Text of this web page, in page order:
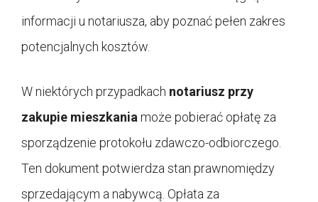
informacji u notariusza, aby poznać pełen zakres
potencjalnych kosztów.
W niektórych przypadkach notariusz przy
zakupie mieszkania może pobierać opłatę za
sporządzenie protokołu zdawczo-odbiorczego.
Ten dokument potwierdza stan prawnomiędzy
sprzedającym a nabywcą. Opłata za